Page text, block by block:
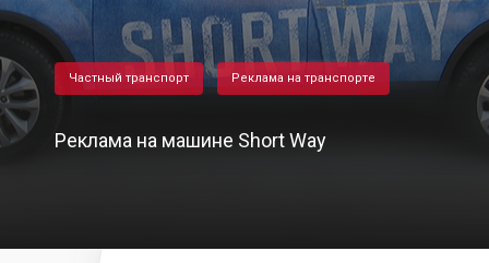
Частный транспорт Реклама на транспорте
Реклама на машине Short Way